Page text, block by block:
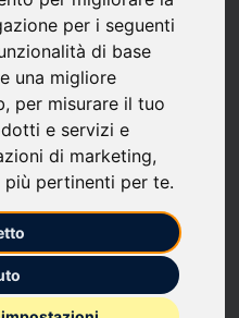
per i seguenti
di base
una migliore
, per misurare il tuo
e servizi e
di marketing,
più pertinenti per te.
non esiste o non è
Home